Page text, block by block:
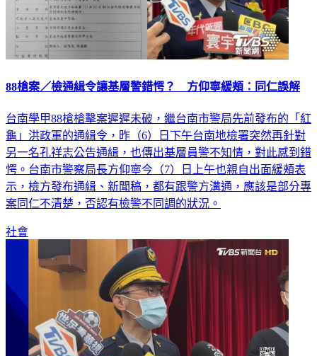
88槍案／檢通緝令讓基層警錯愕？ 方仰寧緩頰：同仁誤解
台南學甲88槍槍擊案遲遲未破，繼台南市警局先前發布的「紅
龜」洪政軍的通緝令，昨（6）日下午台南地檢署突然再針對
另一名孔祥志公告通緝，也傳出基層員警不知情，對此感到錯
愕。台南市警察局長方仰寧今（7）日上午也親自出面緩頰表
示，檢方發布通緝、新聞稿，都有跟警方溝通，應該是部分專
案同仁不清楚，否認有檢警不同調的狀況。
社會